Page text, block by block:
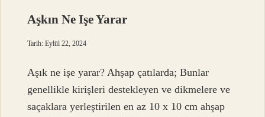
Aşkın Ne Işe Yarar
Tarih: Eylül 22, 2024
Aşık ne işe yarar? Ahşap çatılarda; Bunlar
genellikle kirişleri destekleyen ve dikmelere ve
saçaklara yerleştirilen en az 10 x 10 cm ahşap